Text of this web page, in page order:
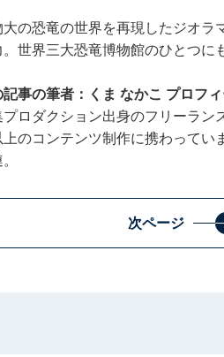
大の恐竜の世界を再現したジオラ
。世界三大恐竜博物館のひとつに
記事の筆者：くま なかこ プロフ
プロダクション出身のフリーラン
上のコンテンツ制作に携わってい
次ページ